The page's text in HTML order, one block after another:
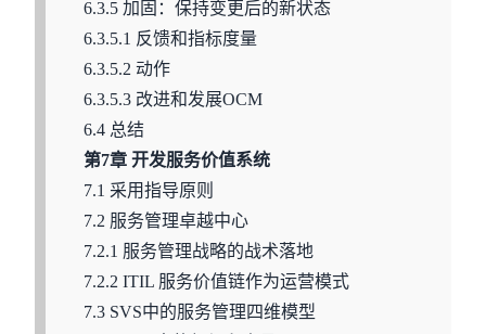
6.3.5 加固：保持变更后的新状态
6.3.5.1 反馈和指标度量
6.3.5.2 动作
6.3.5.3 改进和发展OCM
6.4 总结
第7章 开发服务价值系统
7.1 采用指导原则
7.2 服务管理卓越中心
7.2.1 服务管理战略的战术落地
7.2.2 ITIL 服务价值链作为运营模式
7.3 SVS中的服务管理四维模型